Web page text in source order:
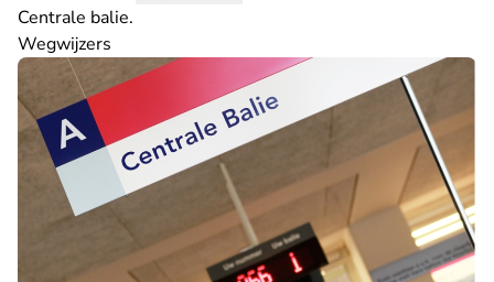
Centrale balie.
Wegwijzers